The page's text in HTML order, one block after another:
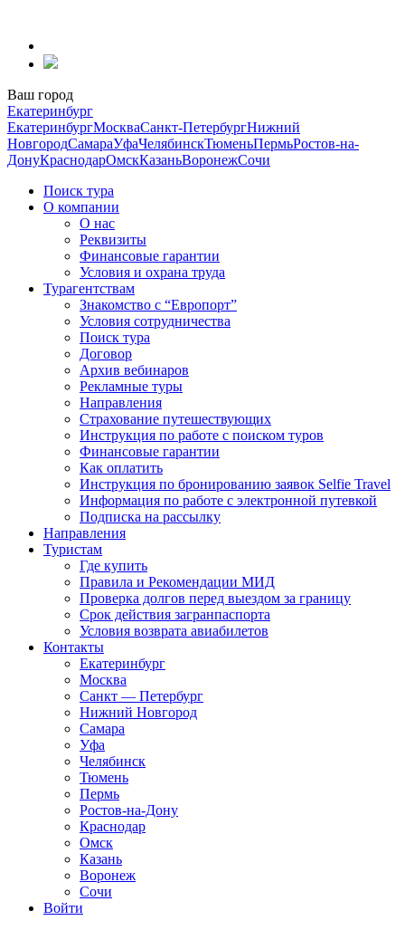
содержанию
Ваш город
Екатеринбург
ЕкатеринбургМоскваСанкт-ПетербургНижний
НовгородСамараУфаЧелябинскТюменьПермьРостов-на-
ДонуКраснодарОмскКазаньВоронежСочи
Поиск тура
О компании
О нас
Реквизиты
Финансовые гарантии
Условия и охрана труда
Турагентствам
Знакомство с “Европорт”
Условия сотрудничества
Поиск тура
Договор
Архив вебинаров
Рекламные туры
Направления
Страхование путешествующих
Инструкция по работе с поиском туров
Финансовые гарантии
Как оплатить
Инструкция по бронированию заявок Selfie Travel
Информация по работе с электронной путевкой
Подписка на рассылку
Направления
Туристам
Где купить
Правила и Рекомендации МИД
Проверка долгов перед выездом за границу
Срок действия загранпаспорта
Условия возврата авиабилетов
Контакты
Екатеринбург
Москва
Санкт — Петербург
Нижний Новгород
Самара
Уфа
Челябинск
Тюмень
Пермь
Ростов-на-Дону
Краснодар
Омск
Казань
Воронеж
Сочи
Войти